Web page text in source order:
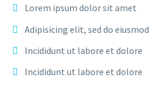
Lorem ipsum dolor sit amet
Adipisicing elit, sed do eiusmod
Incididunt ut labore et dolore
Incididunt ut labore et dolore